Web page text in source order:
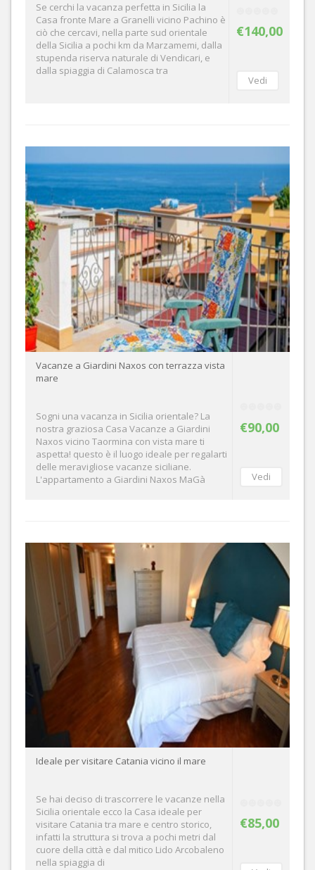
€140,00
Se cerchi la vacanza perfetta in Sicilia la
Casa fronte Mare a Granelli vicino Pachino è
ciò che cercavi, nella parte sud orientale
della Sicilia a pochi km da Marzamemi, dalla
stupenda riserva naturale di Vendicari, e
dalla spiaggia di Calamosca tra
€90,00
Vacanze a Giardini Naxos con terrazza vista
mare
Sogni una vacanza in Sicilia orientale? La
nostra graziosa Casa Vacanze a Giardini
Naxos vicino Taormina con vista mare ti
aspetta! questo è il luogo ideale per regalarti
delle meravigliose vacanze siciliane.
L'appartamento a Giardini Naxos MaGà
€85,00
Ideale per visitare Catania vicino il mare
Se hai deciso di trascorrere le vacanze nella
Sicilia orientale ecco la Casa ideale per
visitare Catania tra mare e centro storico,
infatti la struttura si trova a pochi metri dal
cuore della città e dal mitico Lido Arcobaleno
nella spiaggia di